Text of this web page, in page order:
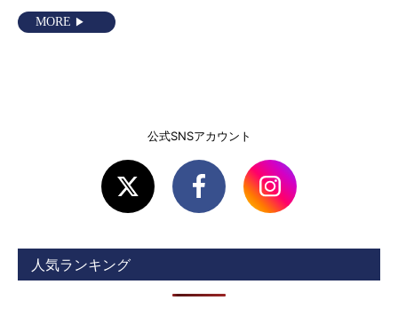
MORE
公式SNSアカウント
人気ランキング